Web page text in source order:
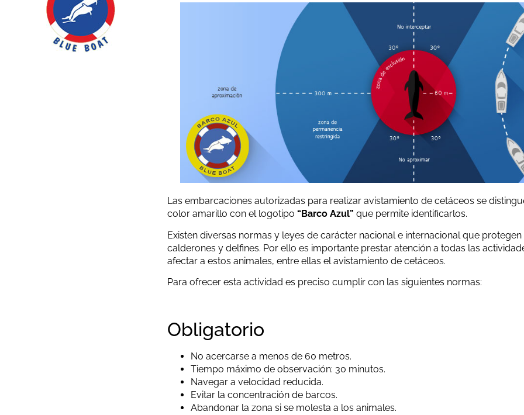
Las embarcaciones autorizadas para realizar avistamiento de cetáceos se
color amarillo con el logotipo “Barco Azul” que permite identificarlos.
Existen diversas normas y leyes de carácter nacional e internacional que
calderones y delfines. Por ello es importante prestar atención a todas las
afectar a estos animales, entre ellas el avistamiento de cetáceos.
Para ofrecer esta actividad es preciso cumplir con las siguientes normas:
Obligatorio
No acercarse a menos de 60 metros.
Tiempo máximo de observación: 30 minutos.
Navegar a velocidad reducida.
Evitar la concentración de barcos.
Abandonar la zona si se molesta a los animales.